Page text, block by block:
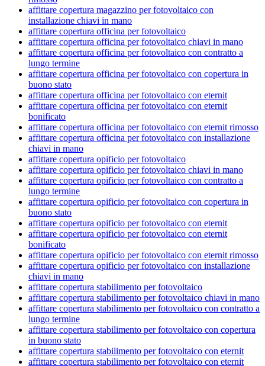
affittare copertura magazzino per fotovoltaico con
installazione chiavi in mano
affittare copertura officina per fotovoltaico
affittare copertura officina per fotovoltaico chiavi in mano
affittare copertura officina per fotovoltaico con contratto a
lungo termine
affittare copertura officina per fotovoltaico con copertura in
buono stato
affittare copertura officina per fotovoltaico con eternit
affittare copertura officina per fotovoltaico con eternit
bonificato
affittare copertura officina per fotovoltaico con eternit rimosso
affittare copertura officina per fotovoltaico con installazione
chiavi in mano
affittare copertura opificio per fotovoltaico
affittare copertura opificio per fotovoltaico chiavi in mano
affittare copertura opificio per fotovoltaico con contratto a
lungo termine
affittare copertura opificio per fotovoltaico con copertura in
buono stato
affittare copertura opificio per fotovoltaico con eternit
affittare copertura opificio per fotovoltaico con eternit
bonificato
affittare copertura opificio per fotovoltaico con eternit rimosso
affittare copertura opificio per fotovoltaico con installazione
chiavi in mano
affittare copertura stabilimento per fotovoltaico
affittare copertura stabilimento per fotovoltaico chiavi in mano
affittare copertura stabilimento per fotovoltaico con contratto a
lungo termine
affittare copertura stabilimento per fotovoltaico con copertura
in buono stato
affittare copertura stabilimento per fotovoltaico con eternit
affittare copertura stabilimento per fotovoltaico con eternit